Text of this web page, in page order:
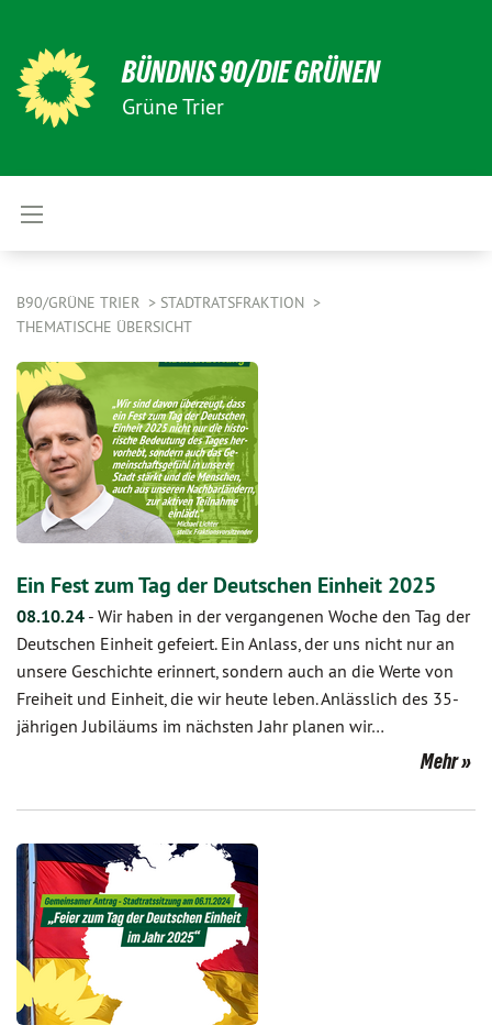
BÜNDNIS 90/DIE GRÜNEN
Grüne Trier
B90/GRÜNE TRIER
STADTRATSFRAKTION
THEMATISCHE ÜBERSICHT
Ein Fest zum Tag der Deutschen Einheit 2025
08.10.24 - Wir haben in der vergangenen Woche den Tag der
Deutschen Einheit gefeiert. Ein Anlass, der uns nicht nur an
unsere Geschichte erinnert, sondern auch an die Werte von
Freiheit und Einheit, die wir heute leben. Anlässlich des 35-
jährigen Jubiläums im nächsten Jahr planen wir…
Mehr